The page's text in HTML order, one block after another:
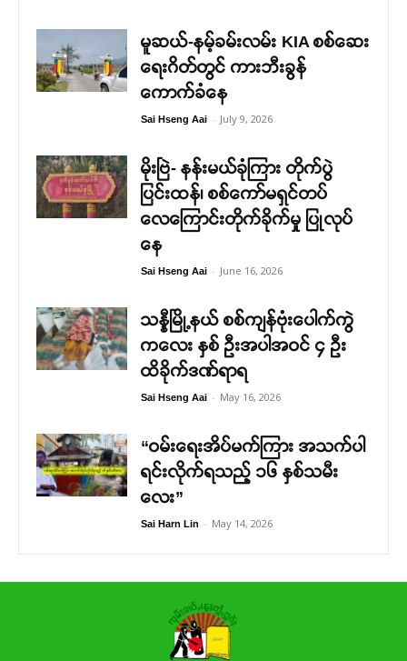
မူဆယ်-နမ့်ခမ်းလမ်း KIA စစ်ဆေး
ရေးဂိတ်တွင် ကားဘီးခွန်
ကောက်ခံနေ
Sai Hseng Aai - July 9, 2026
မိုးဗြဲ- နန်းမယ်ခုံကြား တိုက်ပွဲ
ပြင်းထန်၊ စစ်ကော်မရှင်တပ်
လေကြောင်းတိုက်ခိုက်မှု ပြုလုပ်
နေ
Sai Hseng Aai - June 16, 2026
သန္နီမြို့နယ် စစ်ကျန်ဗုံးပေါက်ကွဲ
ကလေး နှစ် ဦးအပါအဝင် ၄ ဦး
ထိခိုက်ဒဏ်ရာရ
Sai Hseng Aai - May 16, 2026
“ဝမ်းရေးအိပ်မက်ကြား အသက်ပါ
ရင်းလိုက်ရသည့် ၁၆ နှစ်သမီး
လေး”
Sai Harn Lin - May 14, 2026